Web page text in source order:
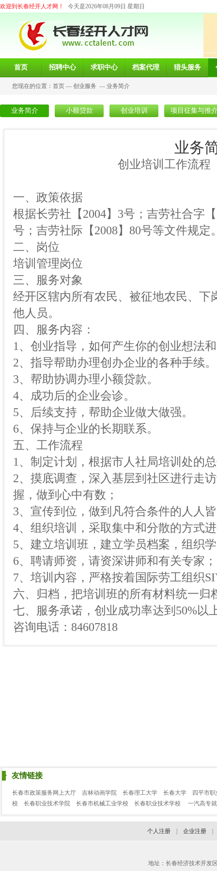
欢迎到长春经开人才网！ 今天是2026年08月09日 星期日
首页 招聘中心 求职中心 档案代理 猎头服务
您现在的位置： 首页 — 创业服务 — 业务简介
业务简介 小额贷款 创业培训 项目征集与推
业务
创业培训工作流程
一、政策依据
根据长劳社【2004】3号；吉劳社合字
号；吉劳社际【2008】80号等文件规定
二、岗位
培训管理岗位
三、服务对象
经开区辖内所有农民、被征地农民、
他人员。
四、服务内容：
1、创业指导，如何产生你的创业想法
2、指导帮助办理创办企业的各种手续。
3、帮助协调办理小额贷款。
4、成功后的企业会诊。
5、后续支持，帮助企业做大做强。
6、保持与企业的长期联系。
五、工作流程
1、制定计划，根据市人社局培训处的
2、摸底调查，深入基层到社区进行走
握，做到心中有数；
3、宣传到位，做到凡符合条件的人人
4、组织培训，采取集中和分散的方式
5、建立培训班，建立学员档案，组织
6、聘请师资，请资深讲师和有关专家；
7、培训内容，严格按着国际劳工组织
六、归档，把培训班的所有材料统一归
七、服务承诺，创业成功率达到50%以
咨询电话：84607818
友情链接
长春市政策服务网上大厅 吉林动画学院 长春理工大学 长春大学
四平市
校
长春职业技术学院 长春市机械工业学校 长春职业技术学校 一汽高专
个人注册 企业注册
地址：长春经济技术开发